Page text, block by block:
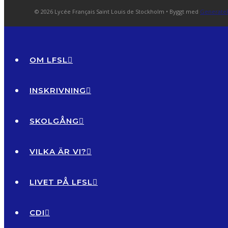
© 2026 Lycée Français Saint Louis de Stockholm • Byggt med
OM LFSL
INSKRIVNING
SKOLGÅNG
VILKA ÄR VI?
LIVET PÅ LFSL
CDI